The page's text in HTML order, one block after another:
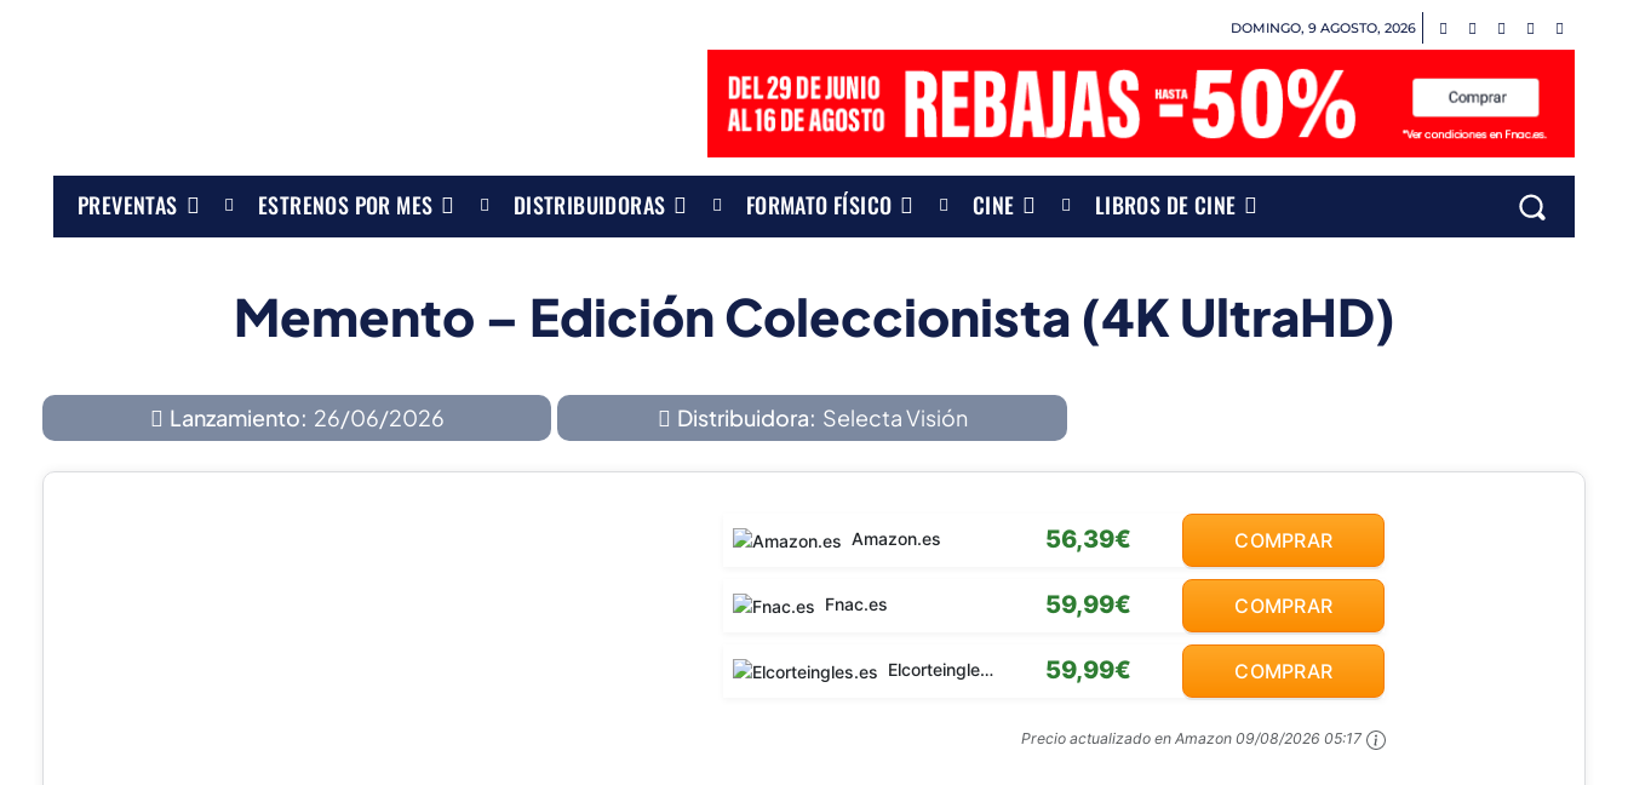
DOMINGO, 9 AGOSTO, 2026
PREVENTAS ESTRENOS POR MES DISTRIBUIDORAS FORMATO FÍSICO CINE LIBROS DE CINE
Memento – Edición Coleccionista (4K UltraHD)
Lanzamiento: 26/06/2026 Distribuidora: Selecta Visión
Amazon.es 56,39€ COMPRAR
Fnac.es 59,99€ COMPRAR
Elcorteingles.es 59,99€ COMPRAR
Precio actualizado en Amazon 09/08/2026 05:17